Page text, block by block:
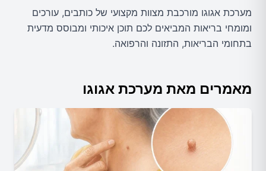
מערכת אגוגו מורכבת מצוות מקצועי של כותבים, עורכים
ומומחי בריאות המביאים לכם תוכן איכותי ומבוסס מדעית
בתחומי הבריאות, התזונה והרפואה.
מאמרים מאת מערכת אגוגו